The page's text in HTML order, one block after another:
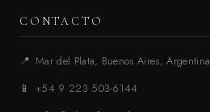
CONTACTO
📍 Mar del Plata, Buenos Aires, Argentina
📱
+54 9 223 503-6144